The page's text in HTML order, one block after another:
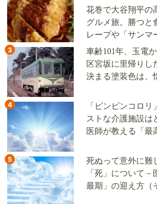
花巻で大谷翔平の
グルメ旅。勝つと
レープや「サンマ
3
車齢101年、玉電
区宮坂に里帰り
決まる塗装色は、
4
「ピンピンコロ
ストな介護施設
医師が教える「最
5
死ぬって意外に難
「死」について
最期」の迎え方（